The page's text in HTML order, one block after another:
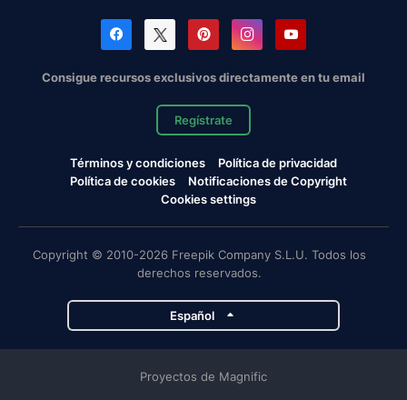
Consigue recursos exclusivos directamente en tu email
Regístrate
Términos y condiciones
Política de privacidad
Política de cookies
Notificaciones de Copyright
Cookies settings
Copyright © 2010-2026 Freepik Company S.L.U. Todos los
derechos reservados.
Español
Proyectos de Magnific